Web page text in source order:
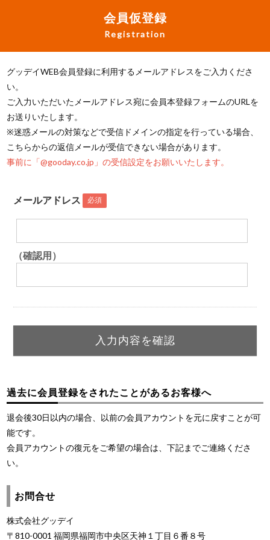
会員仮登録
Registration
グッデイWEB会員登録に利用するメールアドレスをご入力くださ
い。
ご入力いただいたメールアドレス宛に会員本登録フォームのURLを
お送りいたします。
※迷惑メールの対策などで受信ドメインの指定を行っている場合、
こちらからの返信メールが受信できない場合があります。
事前に「@gooday.co.jp」の受信設定をお願いいたします。
メールアドレス 必須
（確認用）
過去に会員登録をされたことがあるお客様へ
退会後30日以内の場合、以前の会員アカウントを元に戻すことが可
能です。
会員アカウントの復元をご希望の場合は、下記までご連絡くださ
い。
お問合せ
株式会社グッデイ
〒810-0001 福岡県福岡市中央区天神１丁目６番８号